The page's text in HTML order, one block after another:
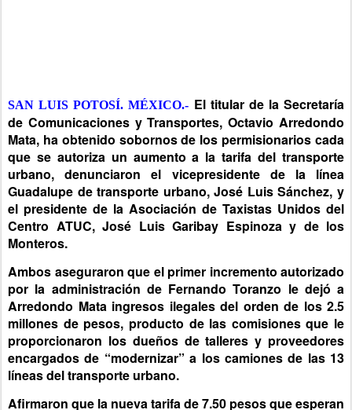
SAN LUIS POTOSÍ. MÉXICO.- El titular de la Secretaría
de Comunicaciones y Transportes, Octavio Arredondo
Mata, ha obtenido sobornos de los permisionarios cada
que se autoriza un aumento a la tarifa del transporte
urbano, denunciaron el vicepresidente de la línea
Guadalupe de transporte urbano, José Luis Sánchez, y
el presidente de la Asociación de Taxistas Unidos del
Centro ATUC, José Luis Garibay Espinoza y de los
Monteros.
Ambos aseguraron que el primer incremento autorizado
por la administración de Fernando Toranzo le dejó a
Arredondo Mata ingresos ilegales del orden de los 2.5
millones de pesos, producto de las comisiones que le
proporcionaron los dueños de talleres y proveedores
encargados de “modernizar” a los camiones de las 13
líneas del transporte urbano.
Afirmaron que la nueva tarifa de 7.50 pesos que esperan